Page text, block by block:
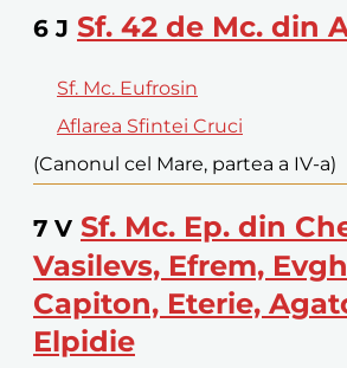
6 J Sf. 42 de Mc. din
Sf. Mc. Eufrosin
Aflarea Sfintei Cruci
(Canonul cel Mare, partea a IV-a)
7 V Sf. Mc. Ep. din
Vasilevs, Efrem,
Capiton, Eterie,
Elpidie